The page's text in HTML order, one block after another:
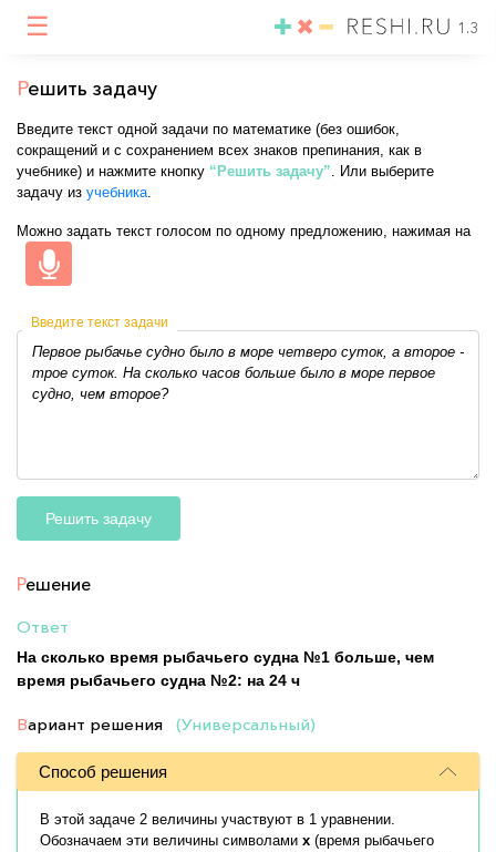
☰ 1.3
Решить задачу
Введите текст одной задачи по математике (без ошибок,
сокращений и с сохранением всех знаков препинания, как в
учебнике) и нажмите кнопку “Решить задачу”. Или выберите
задачу из учебника.
Можно задать текст голосом по одному предложению, нажимая на
Введите текст задачи
Решить задачу
Решение
Ответ
На сколько время рыбачьего судна №1 больше, чем
время рыбачьего судна №2: на 24 ч
Вариант решения (Универсальный)
Способ решения
В этой задаче 2 величины участвуют в 1 уравнении.
Обозначаем эти величины символами x (время рыбачьего